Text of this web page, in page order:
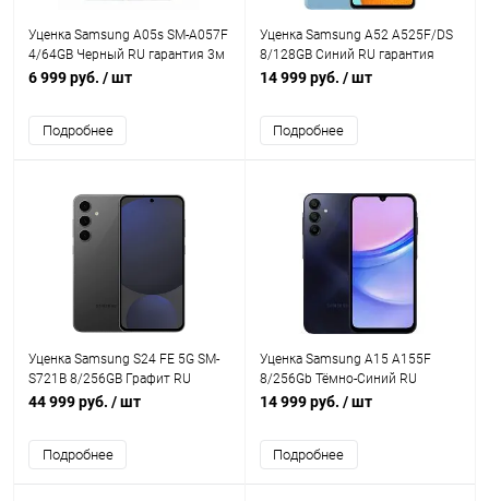
Уценка Samsung A05s SM-A057F
4/64GB Черный RU гарантия 3м
6 999 руб. / шт
Подробнее
Уценка Samsung A52 A525F/DS
8/128GB Синий RU гарантия
3мес
14 999 руб. / шт
Подробнее
Уценка Samsung S24 FE 5G SM-
S721B 8/256GB Графит RU
гарантия 3 мес
44 999 руб. / шт
Подробнее
Уценка Samsung A15 A155F
8/256Gb Тёмно-Синий RU
гарантия 3мес
14 999 руб. / шт
Подробнее